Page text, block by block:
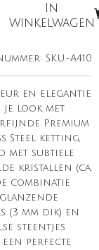
In
winkelwagen
SKU-A410
en elegantie
je look met
Premium
Steel ketting,
met subtiele
kristallen (ca.
combinatie
(3 mm dik) en
steentjes
perfecte